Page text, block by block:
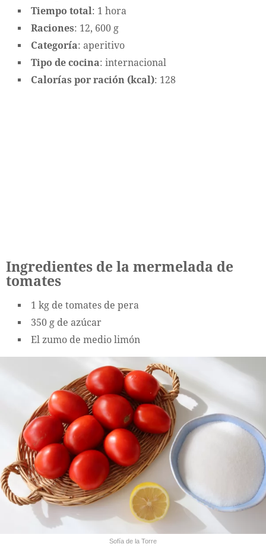
Tiempo total : 1 hora
Raciones: 12, 600 g
Categoría: aperitivo
Tipo de cocina: internacional
Calorías por ración (kcal): 128
Ingredientes de la mermelada de
tomates
1 kg de tomates de pera
350 g de azúcar
El zumo de medio limón
Sofía de la Torre